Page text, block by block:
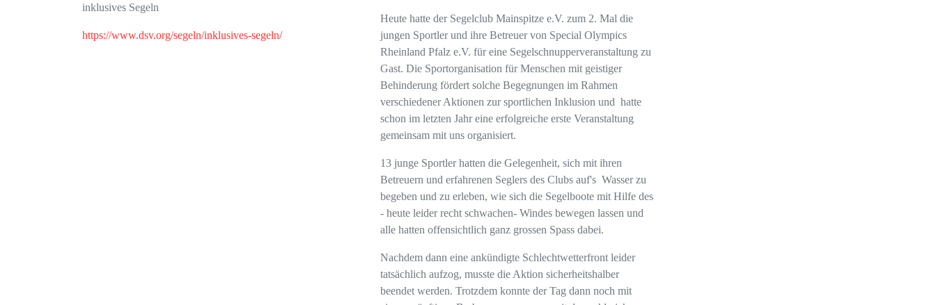
inklusives Segeln
https://www.dsv.org/segeln/inklusives-segeln/
Heute hatte der Segelclub Mainspitze e.V. zum 2. Mal die
jungen Sportler und ihre Betreuer von Special Olympics
Rheinland Pfalz e.V. für eine Segelschnupperveranstaltung zu
Gast. Die Sportorganisation für Menschen mit geistiger
Behinderung fördert solche Begegnungen im Rahmen
verschiedener Aktionen zur sportlichen Inklusion und hatte
schon im letzten Jahr eine erfolgreiche erste Veranstaltung
gemeinsam mit uns organisiert.
13 junge Sportler hatten die Gelegenheit, sich mit ihren
Betreuern und erfahrenen Seglers des Clubs auf's Wasser zu
begeben und zu erleben, wie sich die Segelboote mit Hilfe des
- heute leider recht schwachen- Windes bewegen lassen und
alle hatten offensichtlich ganz grossen Spass dabei.
Nachdem dann eine ankündigte Schlechtwetterfront leider
tatsächlich aufzog, musste die Aktion sicherheitshalber
beendet werden. Trotzdem konnte der Tag dann noch mit